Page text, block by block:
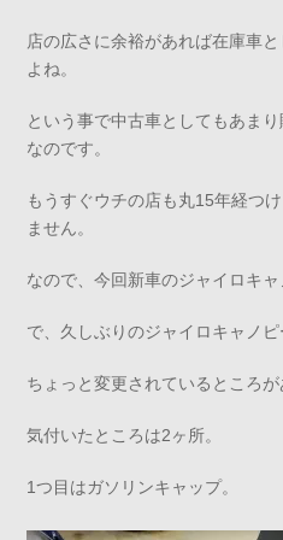
店の広さに余裕があれば在庫車
よね。
という事で中古車としてもあま
なのです。
もうすぐウチの店も丸15年経つ
ません。
なので、今回新車のジャイロキ
で、久しぶりのジャイロキャノ
ちょっと変更されているところが
気付いたところは2ヶ所。
1つ目はガソリンキャップ。